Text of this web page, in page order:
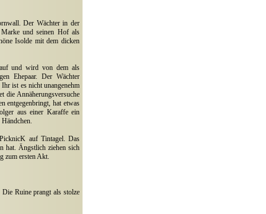
Der Wächter in der
und seinen Hof als
Isolde mit dem dicken
und wird von dem als
Ehepaar. Der Wächter
ist es nicht unangenehm
die Annäherungsversuche
entgegenbringt, hat etwas
aus einer Karaffe ein
auf Tintagel. Das
hat. Ängstlich ziehen sich
zum ersten Akt.
Ruine prangt als stolze